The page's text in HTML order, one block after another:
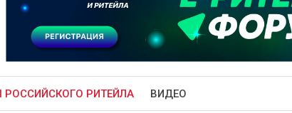
РОССИЙСКОГО РИТЕЙЛА ВИДЕО